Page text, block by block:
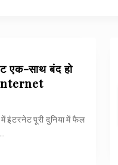
एक-साथ बंद हो
इंटरनेट पूरी दुनिया में फैल